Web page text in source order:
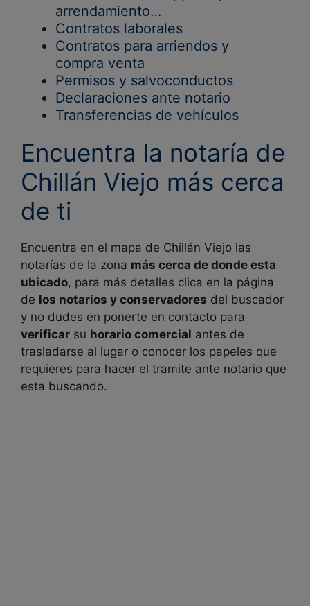
arrendamiento…
Contratos laborales
Contratos para arriendos y
compra venta
Permisos y salvoconductos
Declaraciones ante notario
Transferencias de vehículos
Encuentra la notaría de
Chillán Viejo más cerca
de ti
Encuentra en el mapa de Chillán Viejo las
notarías de la zona más cerca de donde esta
ubicado, para más detalles clica en la página
de los notarios y conservadores del buscador
y no dudes en ponerte en contacto para
verificar su horario comercial antes de
trasladarse al lugar o conocer los papeles que
requieres para hacer el tramite ante notario que
esta buscando.